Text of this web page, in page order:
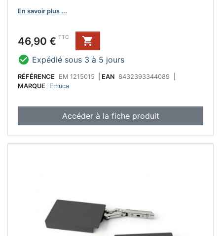
±2 mm.
- Fabriqué en acier et en plastique, finition
En savoir plus ...
Prix
46,90 € TTC

 Expédié sous 3 à 5 jours
RÉFÉRENCE EM 1215015 EAN 8432393344089
MARQUE
Emuca
Accéder à la fiche produit